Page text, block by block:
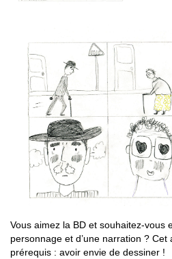
Vous aimez la BD et souhaitez-vous
personnage et d’une narration ?
prérequis : avoir envie de dessiner !